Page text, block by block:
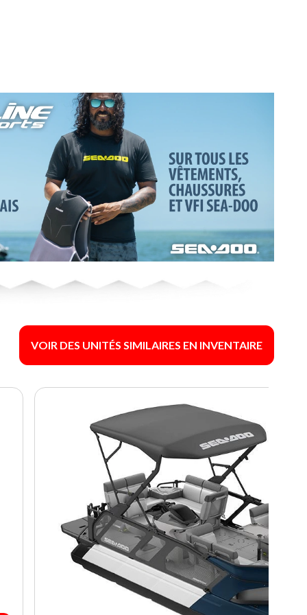
VOIR DES UNITÉS SIMILAIRES EN INVENTAIRE